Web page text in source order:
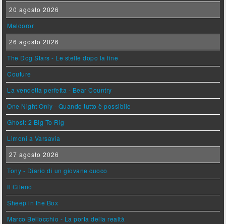
20 agosto 2026
Maldoror
26 agosto 2026
The Dog Stars - Le stelle dopo la fine
Couture
La vendetta perfetta - Bear Country
One Night Only - Quando tutto è possibile
Ghost: 2 Big To Rig
Limoni a Varsavia
27 agosto 2026
Tony - Diario di un giovane cuoco
Il Cileno
Sheep in the Box
Marco Bellocchio - La porta della realtà